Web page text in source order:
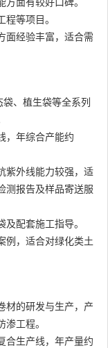
等项目。
面经验丰富，适合需
、植生袋等全系列
，年综合产能约
紫外线能力较强，适
测报告及样品寄送服
配套施工指导。
例，适合对绿化类土
材的研发与生产，产
工程。
合生产线，年产量约